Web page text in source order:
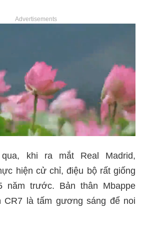
Advertisements
khi ra mắt Real Madrid,
hiện cử chỉ, điệu bộ rất giống
năm trước. Bản thân Mbappe
CR7 là tấm gương sáng để noi